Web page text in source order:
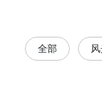
全部